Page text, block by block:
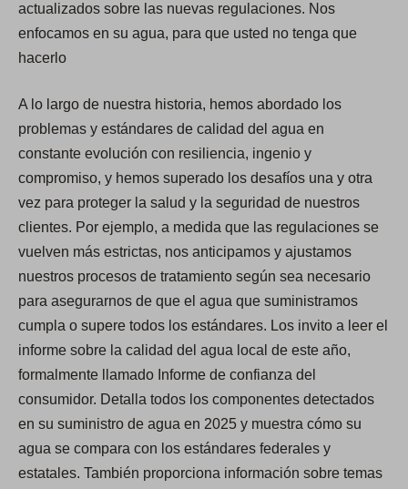
actualizados sobre las nuevas regulaciones. Nos
enfocamos en su agua, para que usted no tenga que
hacerlo
A lo largo de nuestra historia, hemos abordado los
problemas y estándares de calidad del agua en
constante evolución con resiliencia, ingenio y
compromiso, y hemos superado los desafíos una y otra
vez para proteger la salud y la seguridad de nuestros
clientes. Por ejemplo, a medida que las regulaciones se
vuelven más estrictas, nos anticipamos y ajustamos
nuestros procesos de tratamiento según sea necesario
para asegurarnos de que el agua que suministramos
cumpla o supere todos los estándares. Los invito a leer el
informe sobre la calidad del agua local de este año,
formalmente llamado Informe de confianza del
consumidor. Detalla todos los componentes detectados
en su suministro de agua en 2025 y muestra cómo su
agua se compara con los estándares federales y
estatales. También proporciona información sobre temas